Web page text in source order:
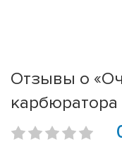
Отзывы о
карбюратора